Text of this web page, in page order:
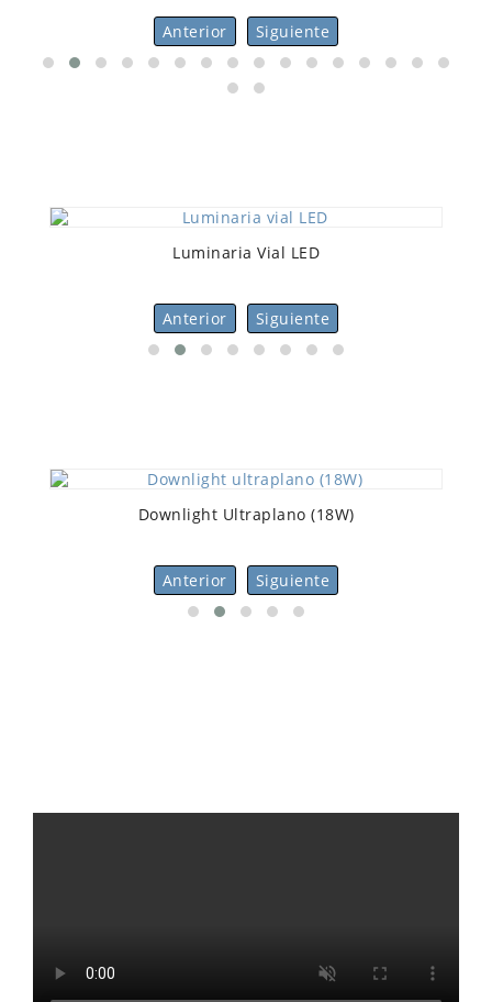
Anterior Siguiente
Luminaria Vial LED
Anterior Siguiente
Downlight Ultraplano (18W)
Anterior Siguiente